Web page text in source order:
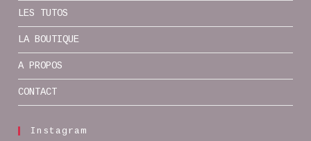
LES TUTOS
LA BOUTIQUE
A PROPOS
CONTACT
Instagram